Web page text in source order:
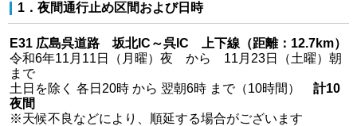
1．夜間通行止め区間および日時
E31 広島呉道路 坂北IC～呉IC 上下線（距離：12.7km）
令和6年11月11日（月曜）夜 から 11月23日（土曜）朝
まで
土日を除く 各日20時 から 翌朝6時 まで（10時間） 計10
夜間
※天候不良などにより、順延する場合がございます